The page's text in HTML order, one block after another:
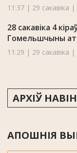
11:37 | 29 сакавіка |
28 сакавіка 4
Гомельшчыны
11:29 | 29 сакавіка |
АРХІЎ НАВІН
АПОШНІЯ